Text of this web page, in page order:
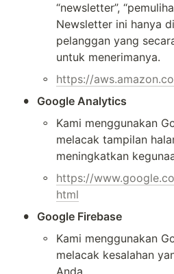
“newsletter”,
Newsletter ini hanya
pelanggan yang
untuk menerimanya.
◦ https://
• Google Analytics
◦
Kami menggunakan
melacak tampilan
meningkatkan
◦
https://
html
• Google Firebase
◦
Kami menggunakan
melacak kesalahan
Anda.